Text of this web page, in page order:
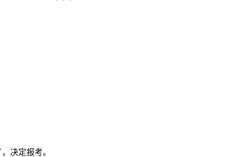
决定报考。